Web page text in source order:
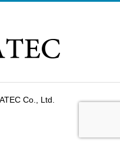
Co., Ltd.